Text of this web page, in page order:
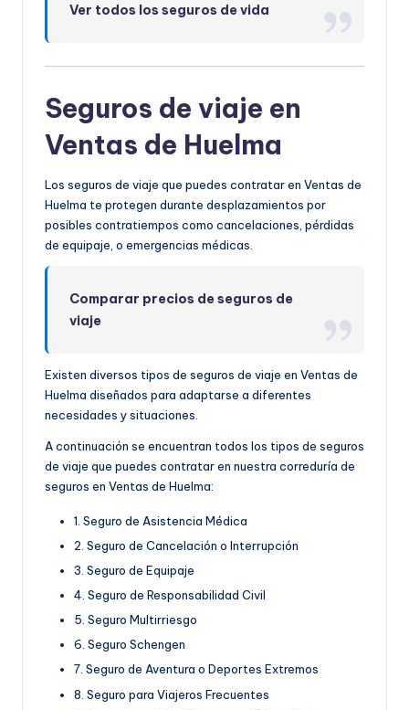
Ver todos los seguros de vida
Seguros de viaje en
Ventas de Huelma
Los seguros de viaje que puedes contratar en Ventas de
Huelma te protegen durante desplazamientos por
posibles contratiempos como cancelaciones, pérdidas
de equipaje, o emergencias médicas.
Comparar precios de seguros de
viaje
Existen diversos tipos de seguros de viaje en Ventas de
Huelma diseñados para adaptarse a diferentes
necesidades y situaciones.
A continuación se encuentran todos los tipos de seguros
de viaje que puedes contratar en nuestra correduría de
seguros en Ventas de Huelma:
1. Seguro de Asistencia Médica
2. Seguro de Cancelación o Interrupción
3. Seguro de Equipaje
4. Seguro de Responsabilidad Civil
5. Seguro Multirriesgo
6. Seguro Schengen
7. Seguro de Aventura o Deportes Extremos
8. Seguro para Viajeros Frecuentes